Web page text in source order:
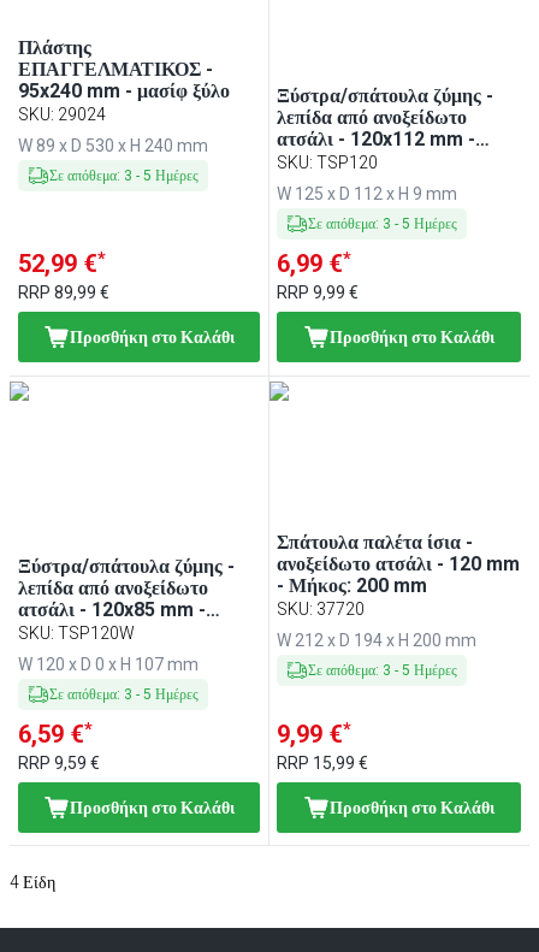
Πλάστης
ΕΠΑΓΓΕΛΜΑΤΙΚΟΣ -
95x240 mm - μασίφ ξύλο
SKU: 29024
W 89 x D 530 x H 240 mm
Σε απόθεμα: 3 - 5 Ημέρες
52,99 €*
RRP 89,99 €
Προσθήκη στο Καλάθι
Ξύστρα/σπάτουλα ζύμης -
λεπίδα από ανοξείδωτο
ατσάλι - 120x112 mm -
ανοξείδωτο ατσάλι - λαβή
από πλαστικό
SKU:TSP120
W 125 x D 112 x H 9 mm
Σε απόθεμα: 3 -5 Ημέρες
6,99 €*
RRP9,99 €
Προσθήκη στο Καλάθι
Ξύστρα/σπάτουλα ζύμης -
λεπίδα από ανοξείδωτο
ατσάλι - 120x85 mm -
ανοξείδωτο ατσάλι - λαβή
από πλαστικό
SKU: TSP120W
W 120 x D 0 x H 107 mm
Σε απόθεμα: 3 - 5 Ημέρες
6,59 €*
RRP 9,59 €
Προσθήκη στο Καλάθι
Σπάτουλα παλέτα ίσια -
ανοξείδωτο ατσάλι - 120 mm
- Μήκος: 200 mm
SKU: 37720
W 212 x D 194 x H 200 mm
Σε απόθεμα: 3 -5 Ημέρες
9,99 €*
RRP 15,99 €
Προσθήκη στο Καλάθι
4Είδη